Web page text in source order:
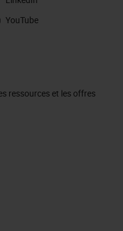
YouTube
ressources et les offres